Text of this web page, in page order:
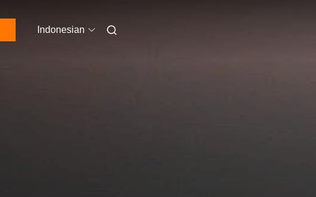
Indonesian